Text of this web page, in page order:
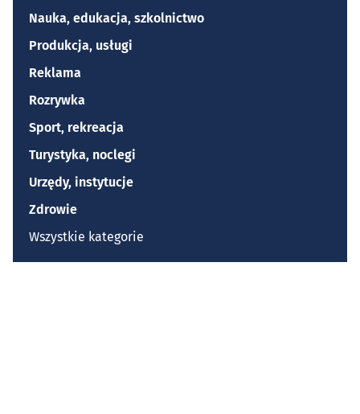
Nauka, edukacja, szkolnictwo
Produkcja, usługi
Reklama
Rozrywka
Sport, rekreacja
Turystyka, noclegi
Urzędy, instytucje
Zdrowie
Wszystkie kategorie